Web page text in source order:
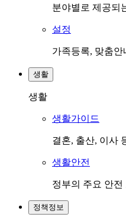
분야별로 제공되
설정
가족등록, 맞춤
생활
생활
생활가이드
결혼, 출산, 이사
생활안전
정부의 주요 안
정책정보